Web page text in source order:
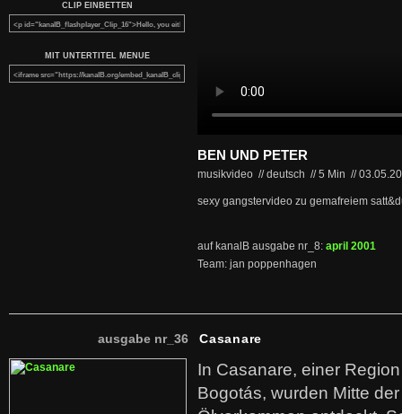
CLIP EINBETTEN
MIT UNTERTITEL MENUE
BEN UND PETER
musikvideo // deutsch //5 Min //
sexy gangstervideo zu gemafreiem
auf kanalB ausgabe nr_8: april 2001
Team: jan poppenhagen
ausgabe nr_36 Casanare
In Casanare, einer
Bogotás, wurden Mitte